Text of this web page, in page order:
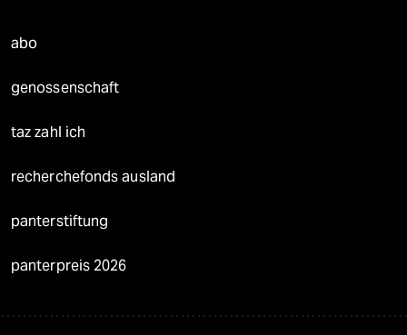
abo
genossenschaft
taz zahl ich
recherchefonds ausland
panterstiftung
panterpreis 2026